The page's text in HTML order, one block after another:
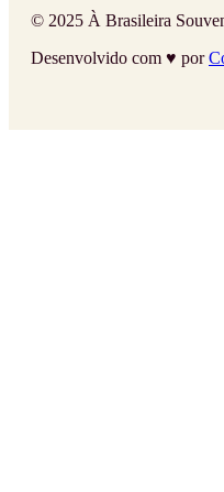
© 2025 À Brasileira
Desenvolvido com ♥ por